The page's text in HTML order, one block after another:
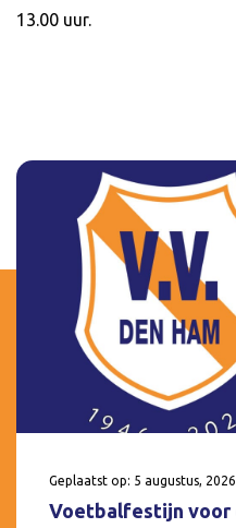
13.00 uur.
Geplaatst op: 5 augustus, 2026
Voetbalfestijn voor